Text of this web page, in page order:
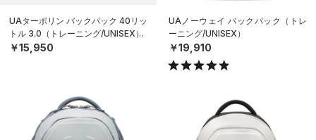
UAターポリン バックパック 40リッ
トル 3.0（トレーニング/UNISEX）
￥15,950
UAノーウェイ バックパック（トレ
ーニング/UNISEX）
￥19,910